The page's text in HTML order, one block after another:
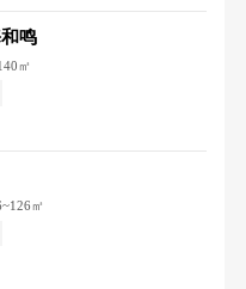
鸣
㎡
㎡